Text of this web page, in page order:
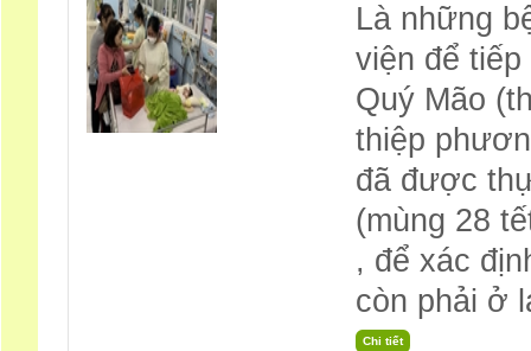
Là những
viện để
Quý Mão
thiệp
đã được
(mùng 28
, để xác
còn phải ở